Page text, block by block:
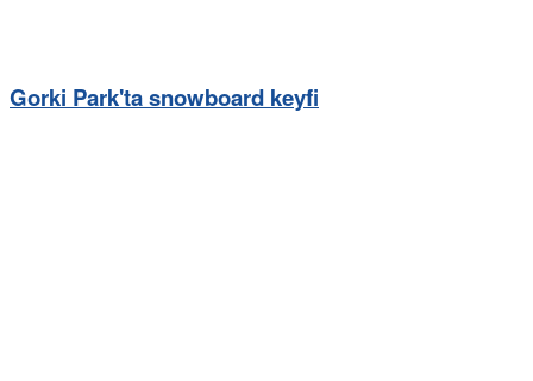
Gorki Park'ta snowboard keyfi